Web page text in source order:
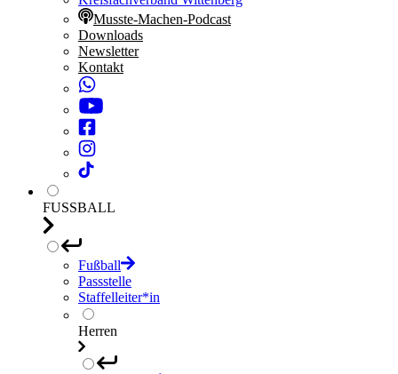
Musste-Machen-Podcast
Downloads
Newsletter
Kontakt
FUSSBALL
Fußball
Passstelle
Staffelleiter*in
Herren